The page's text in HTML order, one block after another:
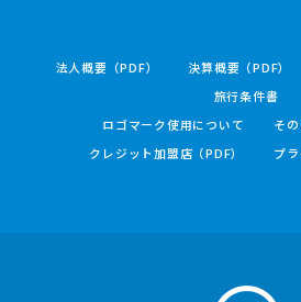
法人概要（PDF） 決算概要（PDF）
旅行条件書
ロゴマーク使用について
そ
クレジット加盟店（PDF）
プ